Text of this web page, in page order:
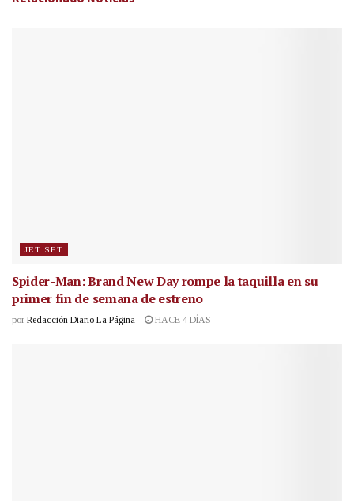
JET SET
Spider-Man: Brand New Day rompe la taquilla en su
primer fin de semana de estreno
por Redacción Diario La Página HACE 4 DÍAS